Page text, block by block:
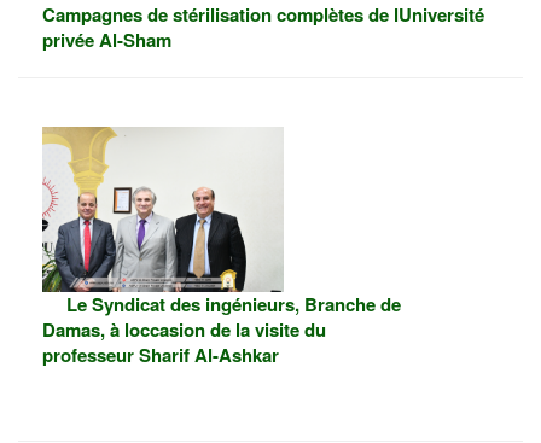
Campagnes de stérilisation complètes de lUniversité
privée Al-Sham
Le Syndicat des ingénieurs, Branche de
Damas, à loccasion de la visite du
professeur Sharif Al-Ashkar